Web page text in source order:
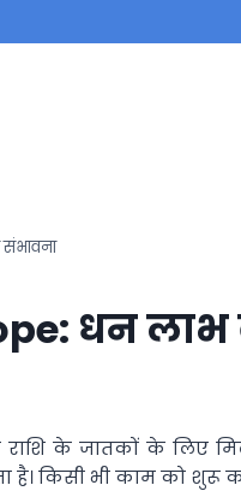
धन
के जातकों के लिए
है। किसी भी काम को शुरू